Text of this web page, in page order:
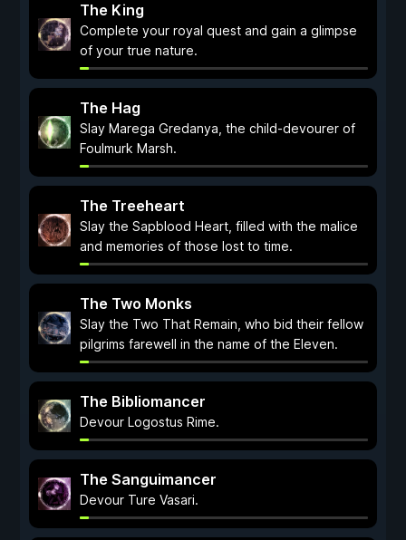
The King
Complete your royal quest and gain a glimpse
of your true nature.
The Hag
Slay Marega Gredanya, the child-devourer of
Foulmurk Marsh.
The Treeheart
Slay the Sapblood Heart, filled with the malice
and memories of those lost to time.
The Two Monks
Slay the Two That Remain, who bid their fellow
pilgrims farewell in the name of the Eleven.
The Bibliomancer
Devour Logostus Rime.
The Sanguimancer
Devour Ture Vasari.